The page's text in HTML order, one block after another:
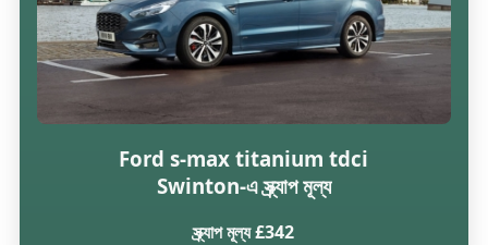
Ford s-max titanium tdci
Swinton-এ স্ক্র্যাপ মূল্য
স্ক্র্যাপ মূল্য £342